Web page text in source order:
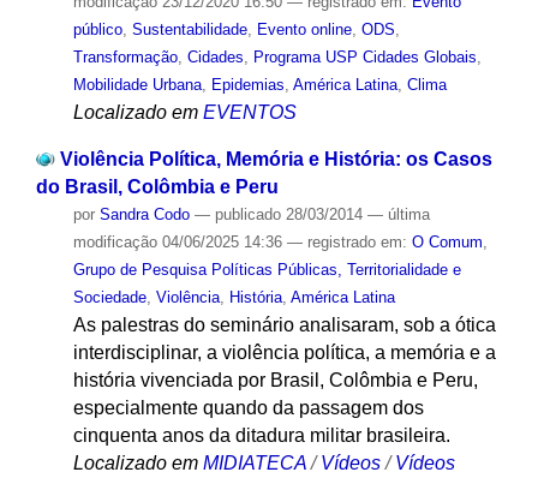
público, Sustentabilidade, Evento online, ODS
Transformação, Cidades Programa USP Cidades Globais
Mobilidade Urbana, Epidemias América Latina, Clima
Localizado em EVENTOS
Violência Política, Memória e História: os Casos
do Brasil, Colômbia e Peru
por Sandra Codo — publicado28/03/2014 — última
modificação04/06/2025 14:36 — registrado em: O Comum
Grupo de Pesquisa Políticas Públicas, Territorialidade e
Sociedade, Violência, História, América Latina
As palestras do seminário analisaram, sob a ótica
interdisciplinar, a violência política, a memória e a
história vivenciada por Brasil, Colômbia e Peru,
especialmente quando da passagem dos
cinquenta anos da ditadura militar brasileira.
Localizado em MIDIATECA /Vídeos /Vídeos